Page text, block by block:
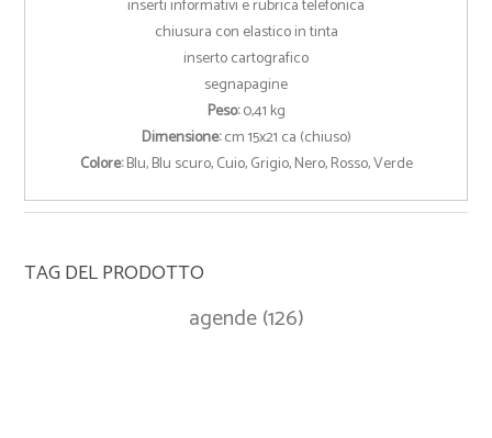
inserti informativi e rubrica telefonica
chiusura con elastico in tinta
inserto cartografico
segnapagine
Peso:0,41 kg
Dimensione:cm 15x21 ca (chiuso)
Colore:Blu, Blu scuro, Cuio, Grigio, Nero, Rosso, Verde
TAG DEL PRODOTTO
agende(126)